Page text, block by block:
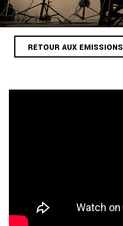
RETOUR AUX EMISSIONS